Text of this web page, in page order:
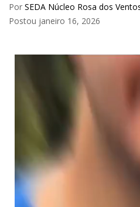
Por SEDA Núcleo Rosa dos
Postou janeiro 16, 2026